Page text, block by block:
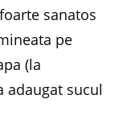
sanatos
pe
(la
adaugat sucul